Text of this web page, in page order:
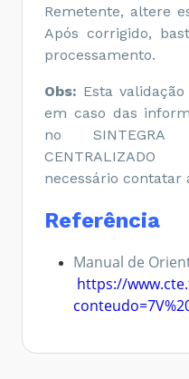
Remetente, altere
Após corrigido,
processamento.
Obs: Esta
em caso das
no
necessário contatar
Referência
Manual de
https://